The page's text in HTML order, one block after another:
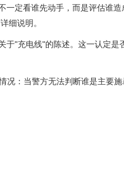
一定看谁先动手，而是评估谁
细说明。
于"充电线"的陈述。这一认
况：当警方无法判断谁是主要